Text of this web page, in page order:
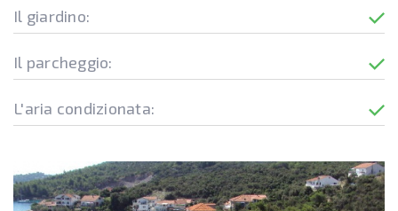
Il giardino:
Il parcheggio:
L'aria condizionata: